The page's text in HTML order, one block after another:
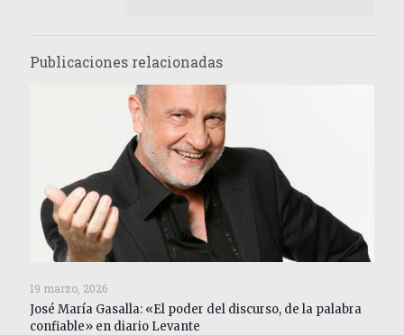
Publicaciones relacionadas
19 marzo, 2026
José María Gasalla: «El poder del discurso, de la palabra
confiable» en diario Levante